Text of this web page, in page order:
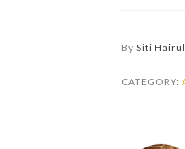
By Siti
CATEGORY: